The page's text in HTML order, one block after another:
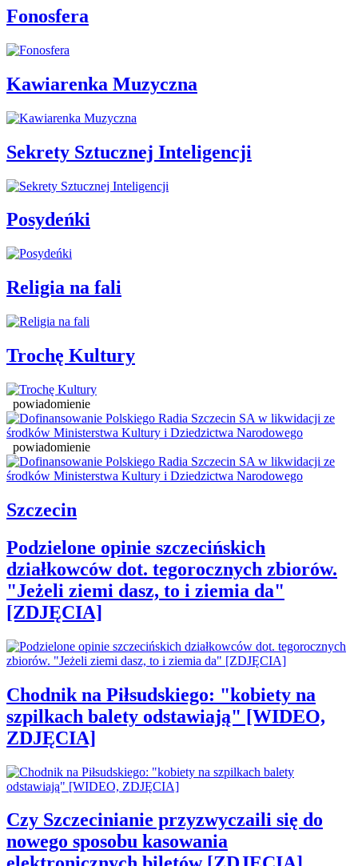
Fonosfera
Kawiarenka Muzyczna
Sekrety Sztucznej Inteligencji
Posydeńki
Religia na fali
Trochę Kultury
powiadomienie
powiadomienie
Szczecin
Podzielone opinie szczecińskich
działkowców dot. tegorocznych zbiorów.
"Jeżeli ziemi dasz, to i ziemia da"
[ZDJĘCIA]
Chodnik na Piłsudskiego: "kobiety na
szpilkach balety odstawiają" [WIDEO,
ZDJĘCIA]
Czy Szczecinianie przyzwyczaili się do
nowego sposobu kasowania